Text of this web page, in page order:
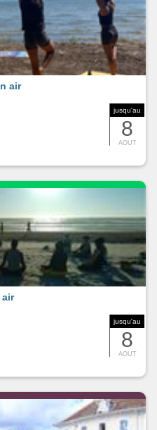
jusqu'au
8
AOUT
air
jusqu'au
8
AOUT
air